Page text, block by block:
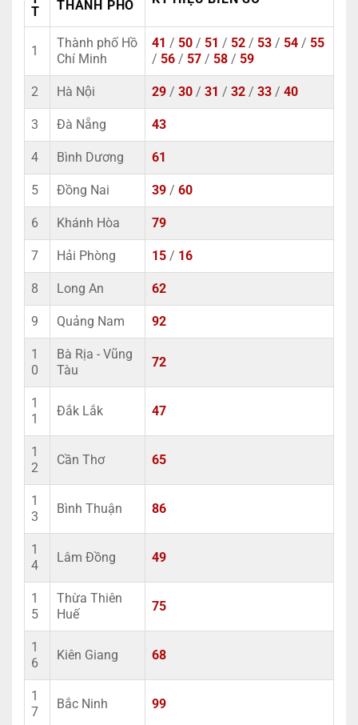
T
THÀNH PHỐ
1
Thành phố Hồ
Chí Minh
41 / 50 / 51 / 52 / 53 / 54 / 55
/ 56 / 57 / 58 / 59
2 Hà Nội 29 / 30 / 31 / 32 / 33 / 40
3 Đà Nẵng 43
4 Bình Dương 61
5 Đồng Nai 39 / 60
6 Khánh Hòa 79
7 Hải Phòng 15 / 16
8 Long An 62
9 Quảng Nam 92
1
0
Bà Rịa - Vũng
Tàu
72
1
1
Đắk Lắk 47
1
2
Cần Thơ 65
1
3
Bình Thuận 86
1
4
Lâm Đồng 49
1
5
Thừa Thiên
Huế
75
1
6
Kiên Giang 68
1
7
Bắc Ninh 99